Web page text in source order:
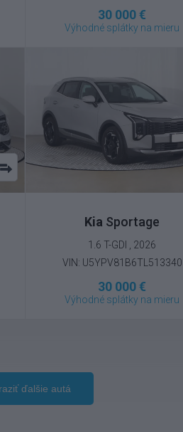
30 000 €
Výhodné splátky na mieru
Kia Sportage
1.6 T-GDI , 2026
VIN: U5YPV81B6TL513340
30 000 €
Výhodné splátky na mieru
ďalšie autá